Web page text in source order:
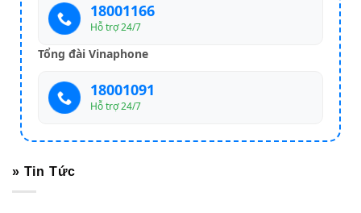
18001166
Hỗ trợ 24/7
Tổng đài Vinaphone
18001091
Hỗ trợ 24/7
» Tin Tức